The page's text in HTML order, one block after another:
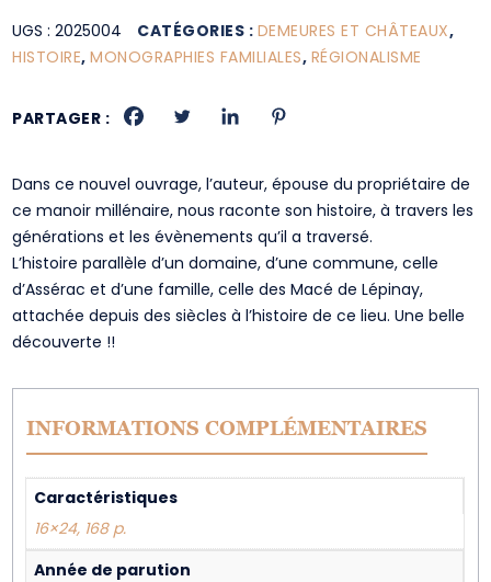
UGS :2025004 CATÉGORIES : DEMEURES ET CHÂTEAUX,
HISTOIRE,MONOGRAPHIES FAMILIALES, RÉGIONALISME
PARTAGER :
Dans ce nouvel ouvrage, l’auteur, épouse du propriétaire de
ce manoir millénaire, nous raconte son histoire, à travers les
générations et les évènements qu’il a traversé.
L’histoire parallèle d’un domaine, d’une commune, celle
d’Assérac et d’une famille, celle des Macé de Lépinay,
attachée depuis des siècles à l’histoire de ce lieu. Une belle
découverte !!
INFORMATIONS COMPLÉMENTAIRES
Caractéristiques
16×24, 168 p.
Année de parution